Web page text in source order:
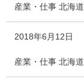
産業・仕事 北海道
2018年6月12日
産業・仕事 北海道